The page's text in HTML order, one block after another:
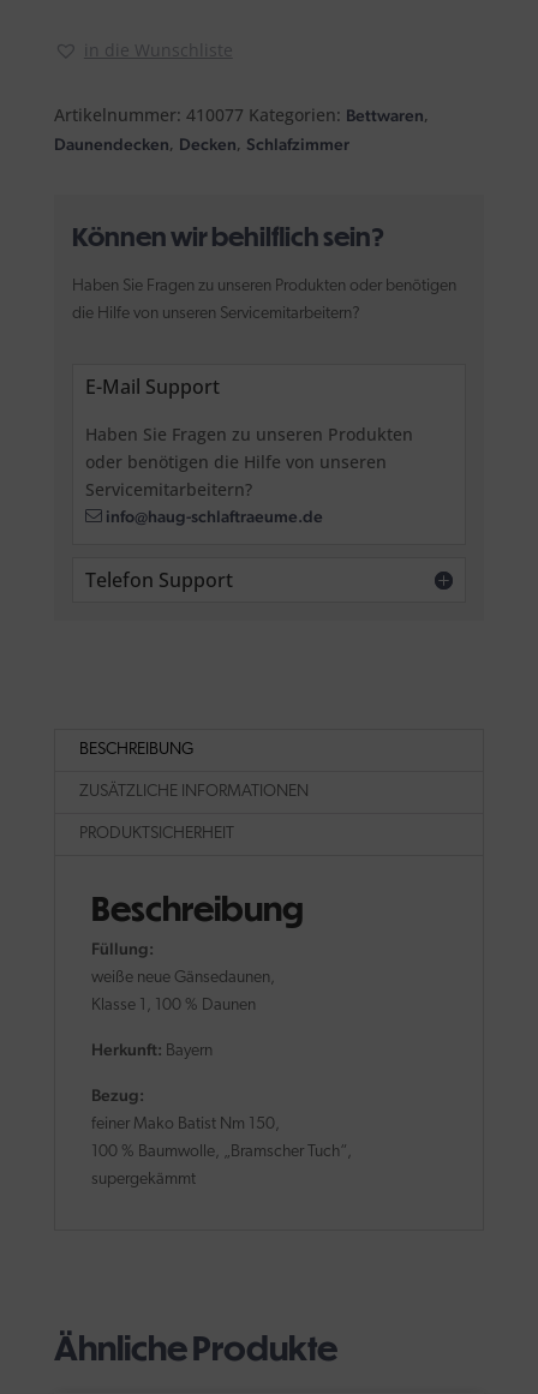
in die Wunschliste
Artikelnummer: 410077 Kategorien: Bettwaren,
Daunendecken, Decken, Schlafzimmer
Können wir behilflich sein?
Haben Sie Fragen zu unseren Produkten oder benötigen
die Hilfe von unseren Servicemitarbeitern?
E-Mail Support
Haben Sie Fragen zu unseren Produkten
oder benötigen die Hilfe von unseren
Servicemitarbeitern?
info@haug-schlaftraeume.de
Telefon Support
BESCHREIBUNG
ZUSÄTZLICHE INFORMATIONEN
PRODUKTSICHERHEIT
Beschreibung
Füllung:
weiße neue Gänsedaunen,
Klasse 1, 100 % Daunen
Herkunft: Bayern
Bezug:
feiner Mako Batist Nm 150,
100 % Baumwolle, „Bramscher Tuch“,
supergekämmt
Ähnliche Produkte